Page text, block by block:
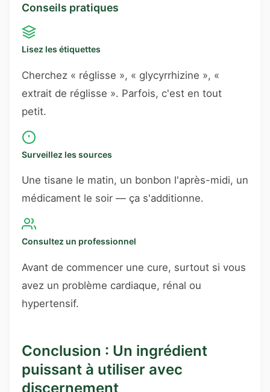
Conseils pratiques
Lisez les étiquettes
Cherchez « réglisse », « glycyrrhizine », «
extrait de réglisse ». Parfois, c'est en tout
petit.
Surveillez les sources
Une tisane le matin, un bonbon l'après-midi, un
médicament le soir — ça s'additionne.
Consultez un professionnel
Avant de commencer une cure, surtout si vous
avez un problème cardiaque, rénal ou
hypertensif.
Conclusion : Un ingrédient
puissant à utiliser avec
discernement